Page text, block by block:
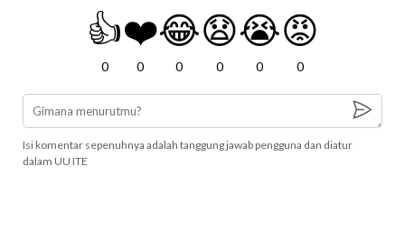
👍
0
❤️
0
😂
0
😧
0
😭
0
😡
0
Isi komentar sepenuhnya adalah tanggung jawab pengguna dan diatur
dalam UU ITE